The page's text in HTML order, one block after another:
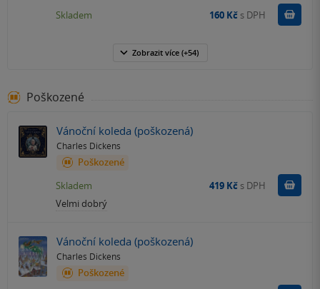
Skladem 160 Kč s DPH
Zobrazit více(+54)
Poškozené
Vánoční koleda (poškozená)
Charles Dickens
Poškozené
Velmi dobrý
Skladem 419 Kč s DPH
Vánoční koleda (poškozená)
Charles Dickens
Poškozené